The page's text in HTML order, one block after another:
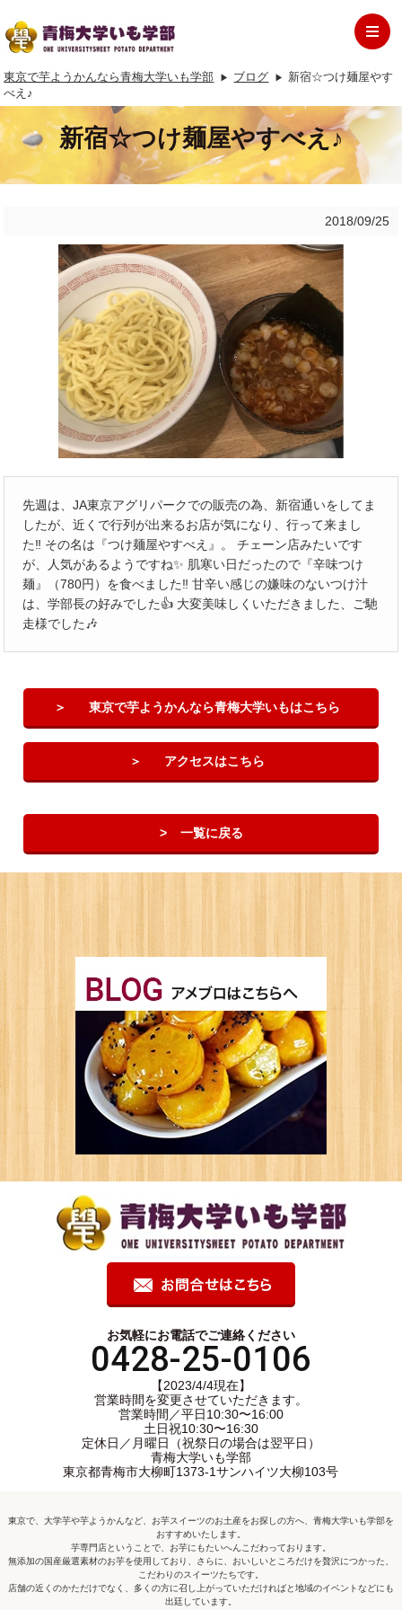
東京で芋ようかんなら青梅大学いも学部 ブログ
新宿☆つけ麺屋やす
べえ♪
新宿☆つけ麺屋やすべえ♪
2018/09/25
先週は、JA東京アグリパークでの販売の為、新宿通いをしてま
したが、近くで行列が出来るお店が気になり、行って来まし
た‼️ その名は『つけ麺屋やすべえ』。 チェーン店みたいです
が、人気があるようですね✨ 肌寒い日だったので『辛味つけ
麺』（780円）を食べました‼️ 甘辛い感じの嫌味のないつけ汁
は、学部長の好みでした👍 大変美味しくいただきました、ご馳
走様でした🎶
東京で芋ようかんなら青梅大学いもはこちら
アクセスはこちら
一覧に戻る
お気軽にお電話でご連絡ください
0428-25-0106
【2023/4/4現在】
営業時間を変更させていただきます。
営業時間／平日10:30〜16:00
土日祝10:30〜16:30
定休日／月曜日（祝祭日の場合は翌平日）
青梅大学いも学部
東京都青梅市大柳町1373-1サンハイツ大柳103号
東京で、大学芋や芋ようかんなど、お芋スイーツのお土産をお探しの方へ、青梅大学いも学部を
おすすめいたします。
芋専門店ということで、お芋にもたいへんこだわっております。
無添加の国産厳選素材のお芋を使用しており、さらに、おいしいところだけを贅沢につかった、
こだわりのスイーツたちです。
店舗の近くのかただけでなく、多くの方に召し上がっていただければと地域のイベントなどにも
出廷しています。